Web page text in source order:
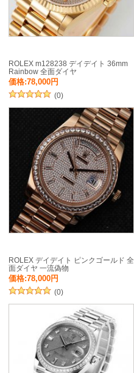
ROLEX m128238 デイデイト 36mm
Rainbow 全面ダイヤ
価格:78,000円
(0)
ROLEX デイデイト ピンクゴールド 全
面ダイヤ 一流偽物
価格:78,000円
(0)